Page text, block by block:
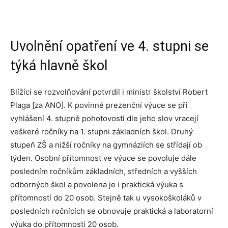
Uvolnění opatření ve 4. stupni se
týká hlavně škol
Blížící se rozvolňování potvrdil i ministr školství Robert
Plaga [za ANO]. K povinné prezenční výuce se při
vyhlášení 4. stupně pohotovosti dle jeho slov vracejí
veškeré ročníky na 1. stupni základních škol. Druhý
stupeň ZŠ a nižší ročníky na gymnáziích se střídají ob
týden. Osobní přítomnost ve výuce se povoluje dále
posledním ročníkům základních, středních a vyšších
odborných škol a povolena je i praktická výuka s
přítomností do 20 osob. Stejně tak u vysokoškoláků v
posledních ročnících se obnovuje praktická a laboratorní
výuka do přítomnosti 20 osob.